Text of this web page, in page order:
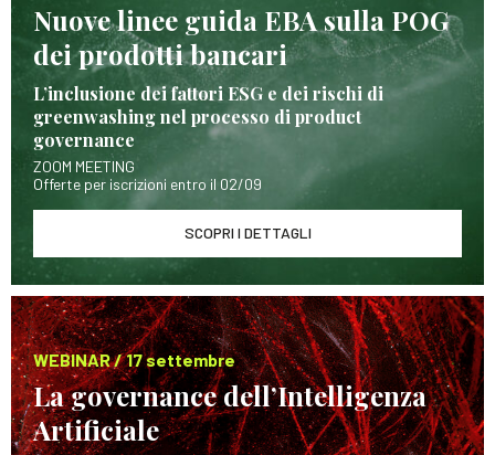
Nuove linee guida EBA sulla POG
dei prodotti bancari
L’inclusione dei fattori ESG e dei rischi di
greenwashing nel processo di product
governance
ZOOM MEETING
Offerte per iscrizioni entro il 02/09
SCOPRI I DETTAGLI
WEBINAR / 17 settembre
La governance dell’Intelligenza
Artificiale